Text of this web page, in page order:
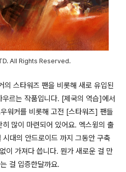
All Rights Reserved.
의 스타워즈 팬을 비롯해 새로 유입된
르는 작품입니다. [제국의 역습]에서
워커를 비롯해 고전 [스타워즈] 팬들
많이 마련되어 있어요. 엑스윙의 출
시대의 안드로이드 까지 그동안 구축
이 가져다 씁니다. 뭔가 새로운 걸 만
걸 입증한달까요.